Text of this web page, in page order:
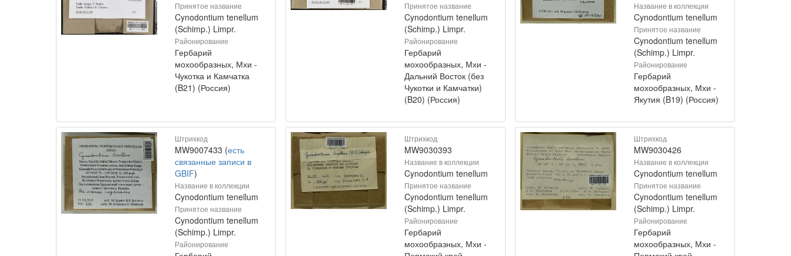
Принятое название
Cynodontium tenellum
(Schimp.) Limpr.
Районирование
Гербарий
мохообразных, Мхи -
Чукотка и Камчатка
(B21) (Россия)
Принятое название
Cynodontium tenellum
(Schimp.) Limpr.
Районирование
Гербарий
мохообразных, Мхи -
Дальний Восток (без
Чукотки и Камчатки)
(B20) (Россия)
Название в коллекции
Cynodontium tenellum
Принятое название
Cynodontium tenellum
(Schimp.) Limpr.
Районирование
Гербарий
мохообразных, Мхи -
Якутия (B19) (Россия)
Штрихкод
MW9007433 (есть
связанные записи в
GBIF)
Название в коллекции
Cynodontium tenellum
Принятое название
Cynodontium tenellum
(Schimp.) Limpr.
Районирование
Штрихкод
MW9030393
Название в коллекции
Cynodontium tenellum
Принятое название
Cynodontium tenellum
(Schimp.) Limpr.
Районирование
Гербарий
мохообразных, Мхи -
Штрихкод
MW9030426
Название в коллекции
Cynodontium tenellum
Принятое название
Cynodontium tenellum
(Schimp.) Limpr.
Районирование
Гербарий
мохообразных, Мхи -